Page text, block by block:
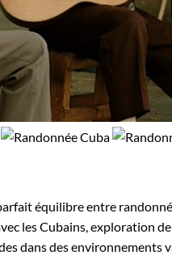
équilibre entre
les Cubains, exploration
dans des environnements